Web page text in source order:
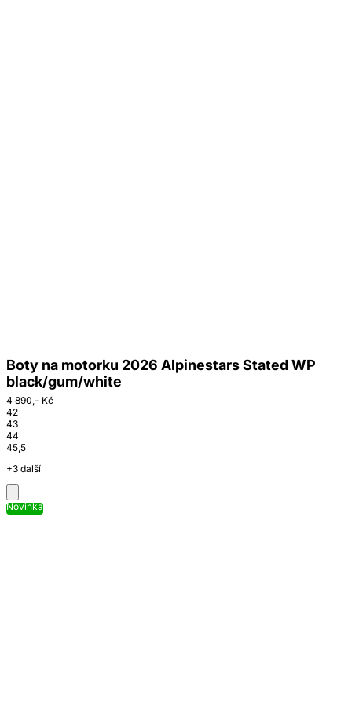
Boty na motorku 2026 Alpinestars Stated WP
black/gum/white
4 890,- Kč
42
43
44
45,5
+3 další
Novinka